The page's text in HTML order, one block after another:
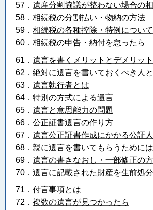
57． 遺産分割協議が整わない場合の
58． 相続税の分割払い・物納の方法
59． 相続税の各種控除・特例について
60． 相続税の申告・納付を怠ったら
61． 遺言を書くメリットとデメリット
62． 絶対に遺言を書いておくべき人
63． 遺言執行者とは
64． 特別の方式による遺言
65． 遺言と意思能力の問題
66． 公正証書遺言の作り方
67． 遺言公正証書作成にかかる公証
68． 親に遺言を書いてもらうためには
69． 遺言の書きなおし・一部修正の
70． 遺言に記載された財産を生前処
71． 付言事項とは
72． 複数の遺言が見つかったら